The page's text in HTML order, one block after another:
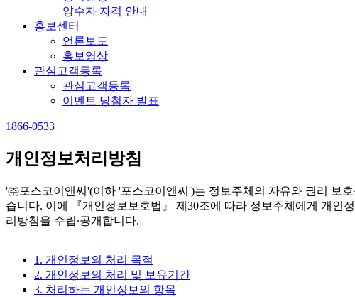
양수자 자격 안내
홍보센터
언론보도
홍보영상
관심고객등록
관심고객등록
이벤트 당첨자 발표
1866-0533
개인정보처리방침
'㈜포스코이앤씨'(이하 '포스코이앤씨')는 정보주체의 자유와 권리 보
습니다. 이에 『개인정보보호법』 제30조에 따라 정보주체에게 개인
리방침을 수립∙공개합니다.
1. 개인정보의 처리 목적
2. 개인정보의 처리 및 보유기간
3. 처리하는 개인정보의 항목